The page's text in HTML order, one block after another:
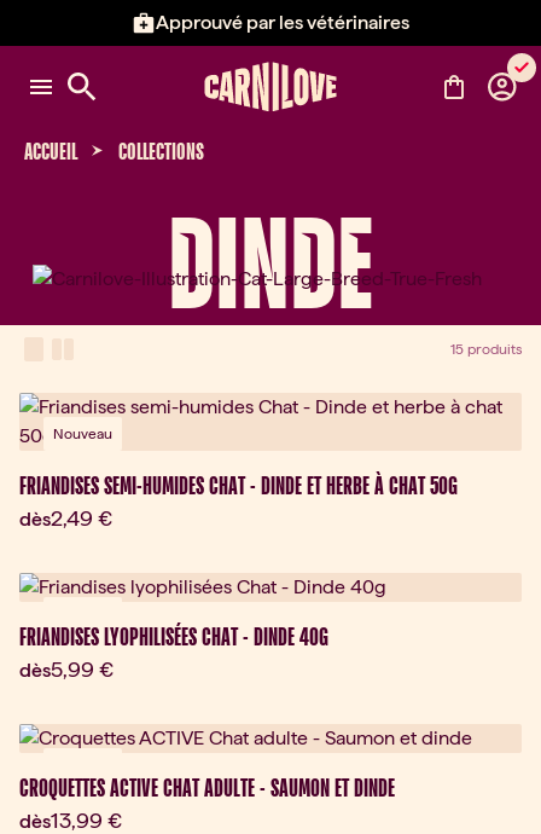
Approuvé par les vétérinaires
Élément 2 sur 3: Approuvé par
ACCUEIL COLLECTIONS
DINDE
15 produits
Nouveau
FRIANDISES SEMI-HUMIDES CHAT - DINDE ET HERBE À CHAT 50G
dèsPrix actuel:
2,49 €
FRIANDISES LYOPHILISÉES CHAT - DINDE 40G
dèsPrix actuel:
5,99 €
CROQUETTES ACTIVE CHAT ADULTE - SAUMON ET DINDE
dèsPrix actuel:
13,99 €